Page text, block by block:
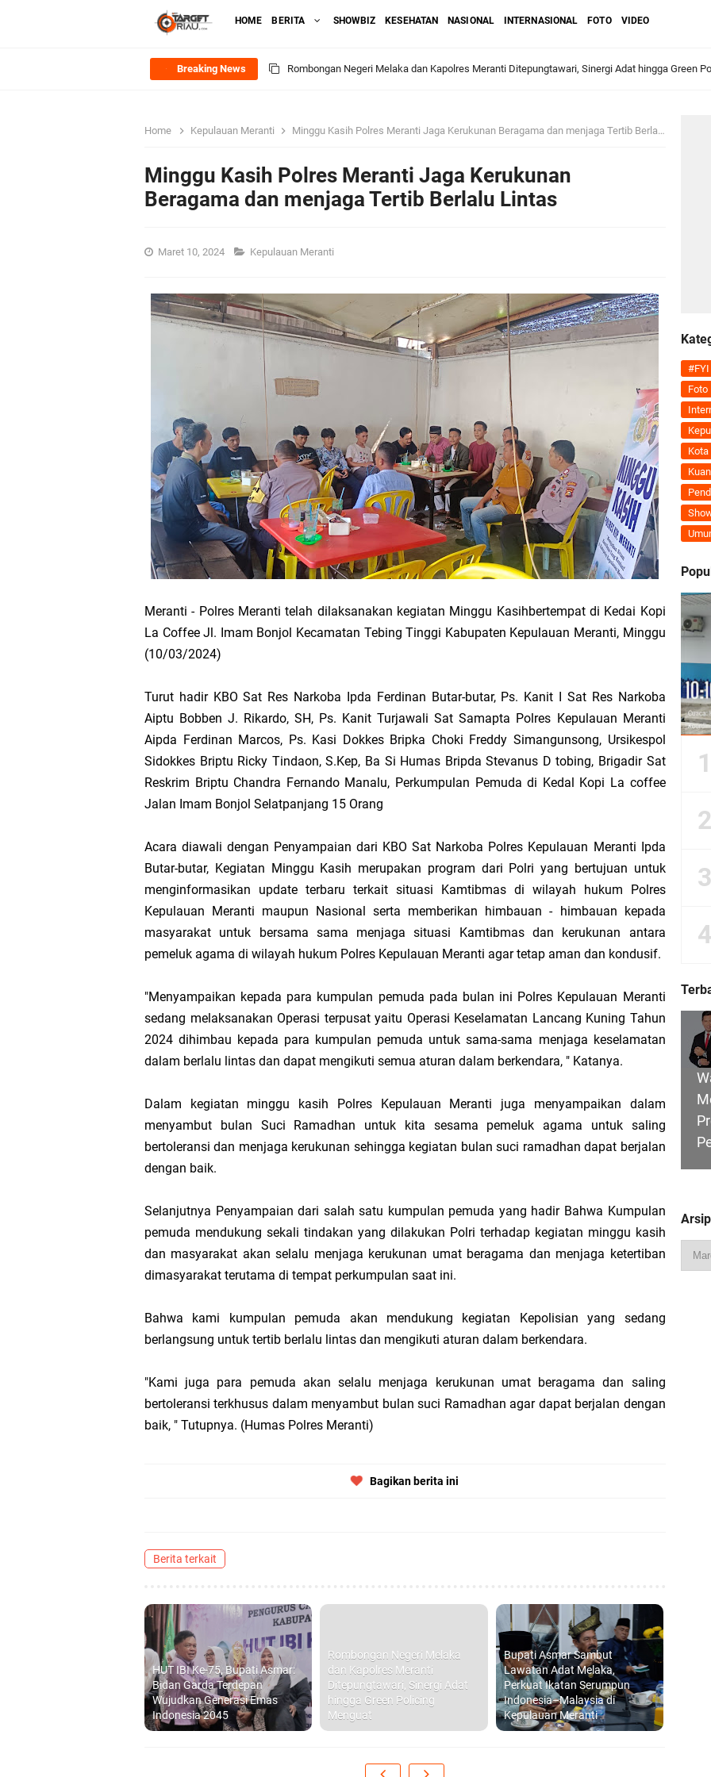
HOME BERITA SHOWBIZ KESEHATAN NASIONAL INTERNASIONAL FOTO VIDEO
Breaking News Rombongan Negeri Melaka dan Kapolres Meranti Ditepungtawari, Sinergi Adat hingga Green
DPRD Kepulauan Meranti Sahkan Ranperda Pertanggungjawaban APBD 2025, Pemkab Siap
PTPN IV Regional VI Kebun Julok Rayeuk Utara Serahkan Bantuan Mesin Genset untuk Dayah
Bupati Asmar Tegaskan MoU Pemkab dan PLN Harus Berdampak Nyata bagi Masyarakat
Wacana Pemekaran Kembali Menguat, Mahmuzin Taher: Provinsi Riau Pesisir Mesin
Baru
Bupati Asmar dan PLN UP3 Dumai Perkuat Sinergi, Pastikan Layanan Listrik Kepulauan
Pemerintah Kabupaten Kepulauan Meranti Kembali Merombak 3 Pejabat Eselon III. A Serta III.
Pemkab Meranti dan Unilak Perkuat Sinergi Tingkatkan Kualitas SDM Daerah
133 Personel Berprestasi Diguyur Penghargaan, Kapolda Riau: Bangun Kepercayaan Publik
Wabup Muzamil Bahas Penegasan Batas Wilayah Kepulauan Meranti, Kemendagri Beri
Bupati Asmar Dorong Kemudahan Layanan Pensiun ASN melalui Sinergi dengan BRK Syariah
Hari Mangrove Sedunia, Yayasan Generasi Hijau Beri Penghargaan kepada Kapolda Riau
Audiensi Bupati Asmar Berbuah Komitmen BNPP RI Kawal Pembangunan Kawasan
Feni Utami Angkat Suara, Lagi-Lagi Fitnah Penipuan Terpa Bidang Saspras Disdik Kepulauan
Camat Pulau Merbau Hermansyah, S.H. Sampaikan Tahniah Hari Jadi ke-14 Kecamatan Tasik
Hari Bhakti Adhyaksa, Kapolres Meranti Beri Kejutan Tumpeng ke Kejari
Pelepasan TEP 2026 IPB University, Wamen Viva Yoga: Kampus Berkontribusi Memajukan
Transmigrasi
AKBP Gede Adi Pimpin Apel Perdana, Titip Tiga Pesan untuk Seluruh Personel
Bupati Asmar Hadiri Sarasehan Kebangsaan MPR RI, Dorong Kemandirian Fiskal Daerah
HUT IBI Ke-75, Bupati Asmar: Bidan Garda Terdepan Wujudkan Generasi Emas Indonesia 2045
Home Kepulauan Meranti Minggu Kasih Polres Meranti Jaga Kerukunan Beragama dan menjaga Tertib Berlalu Lintas
Minggu Kasih Polres Meranti Jaga Kerukunan
Beragama dan menjaga Tertib Berlalu Lintas
Maret 10, 2024 Kepulauan Meranti
Meranti - Polres Meranti telah dilaksanakan kegiatan Minggu Kasihbertempat di Kedai Kopi
La Coffee Jl. Imam Bonjol Kecamatan Tebing Tinggi Kabupaten Kepulauan Meranti, Minggu
(10/03/2024)
Turut hadir KBO Sat Res Narkoba Ipda Ferdinan Butar-butar, Ps. Kanit I Sat Res Narkoba
Aiptu Bobben J. Rikardo, SH, Ps. Kanit Turjawali Sat Samapta Polres Kepulauan Meranti
Aipda Ferdinan Marcos, Ps. Kasi Dokkes Bripka Choki Freddy Simangunsong, Ursikespol
Sidokkes Briptu Ricky Tindaon, S.Kep, Ba Si Humas Bripda Stevanus D tobing, Brigadir Sat
Reskrim Briptu Chandra Fernando Manalu, Perkumpulan Pemuda di Kedal Kopi La coffee
Jalan Imam Bonjol Selatpanjang 15 Orang
Acara diawali dengan Penyampaian dari KBO Sat Narkoba Polres Kepulauan Meranti Ipda
Butar-butar, Kegiatan Minggu Kasih merupakan program dari Polri yang bertujuan untuk
menginformasikan update terbaru terkait situasi Kamtibmas di wilayah hukum Polres
Kepulauan Meranti maupun Nasional serta memberikan himbauan - himbauan kepada
masyarakat untuk bersama sama menjaga situasi Kamtibmas dan kerukunan antara
pemeluk agama di wilayah hukum Polres Kepulauan Meranti agar tetap aman dan kondusif.
"Menyampaikan kepada para kumpulan pemuda pada bulan ini Polres Kepulauan Meranti
sedang melaksanakan Operasi terpusat yaitu Operasi Keselamatan Lancang Kuning Tahun
2024 dihimbau kepada para kumpulan pemuda untuk sama-sama menjaga keselamatan
dalam berlalu lintas dan dapat mengikuti semua aturan dalam berkendara, " Katanya.
Dalam kegiatan minggu kasih Polres Kepulauan Meranti juga menyampaikan dalam
menyambut bulan Suci Ramadhan untuk kita sesama pemeluk agama untuk saling
bertoleransi dan menjaga kerukunan sehingga kegiatan bulan suci ramadhan dapat berjalan
dengan baik.
Selanjutnya Penyampaian dari salah satu kumpulan pemuda yang hadir Bahwa Kumpulan
pemuda mendukung sekali tindakan yang dilakukan Polri terhadap kegiatan minggu kasih
dan masyarakat akan selalu menjaga kerukunan umat beragama dan menjaga ketertiban
dimasyarakat terutama di tempat perkumpulan saat ini.
Bahwa kami kumpulan pemuda akan mendukung kegiatan Kepolisian yang sedang
berlangsung untuk tertib berlalu lintas dan mengikuti aturan dalam berkendara.
"Kami juga para pemuda akan selalu menjaga kerukunan umat beragama dan saling
bertoleransi terkhusus dalam menyambut bulan suci Ramadhan agar dapat berjalan dengan
baik, " Tutupnya. (Humas Polres Meranti)
Bagikan berita ini
Berita terkait
HUT IBI Ke-75, Bupati Asmar:
Bidan Garda Terdepan
Wujudkan Generasi Emas
Indonesia 2045
Rombongan Negeri Melaka
dan Kapolres Meranti
Ditepungtawari, Sinergi Adat
hingga Green Policing
Menguat
Bupati Asmar Sambut
Lawatan Adat Melaka,
Perkuat Ikatan Serumpun
Indonesia–Malaysia di
Kepulauan Meranti
#FYI
Foto
Arsip